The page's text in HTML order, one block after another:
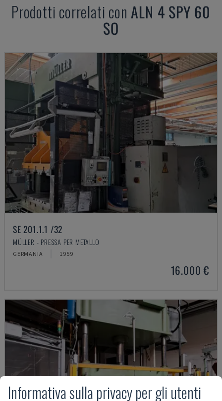
Prodotti correlati conALN 4 SPY 60
SO
SE 201.1.1 /32
MÜLLER - PRESSA PER METALLO
GERMANIA 1959
16.000 €
Informativa sulla privacy per gli utenti